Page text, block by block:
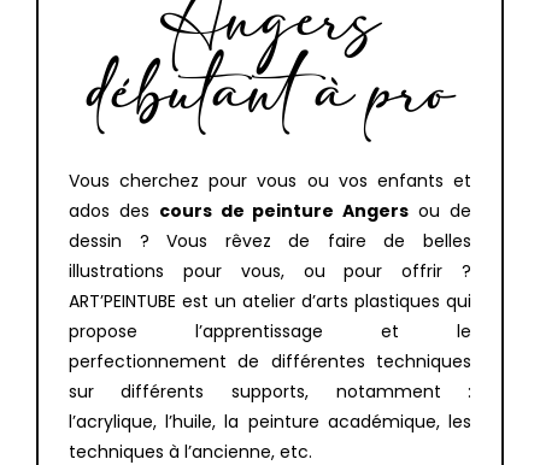
Angers
débutant à pro
Vous cherchez pour vous ou vos enfants et
ados des cours de peinture Angers ou de
dessin ? Vous rêvez de faire de belles
illustrations pour vous, ou pour offrir ?
ART’PEINTUBE est un atelier d’arts plastiques qui
propose l’apprentissage et le
perfectionnement de différentes techniques
sur différents supports, notamment :
l’acrylique, l’huile, la peinture académique, les
techniques à l’ancienne, etc.